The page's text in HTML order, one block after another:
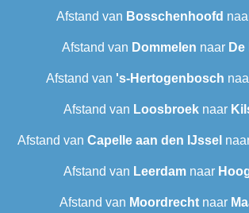
Afstand van Bosschenhoofd
Afstand van Dommelen naar De
Afstand van 's-Hertogenbosch
Afstand van Loosbroeknaar
Afstand van Capelle aan den IJssel
Afstand van Leerdamnaar
Afstand van Moordrechtnaar